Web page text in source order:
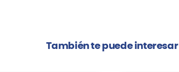
También te puede interesar